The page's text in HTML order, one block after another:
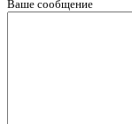
Ваше сообщение